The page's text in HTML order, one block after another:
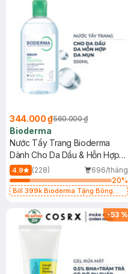
344.000 ₫560.000 ₫
Bioderma
Nước Tẩy Trang Bioderma
Dành Cho Da Dầu & Hỗn Hợp
500ml
4.9 (228)
696/tháng
20%
Bill 399k Bioderma Tặng Bông
-53 %